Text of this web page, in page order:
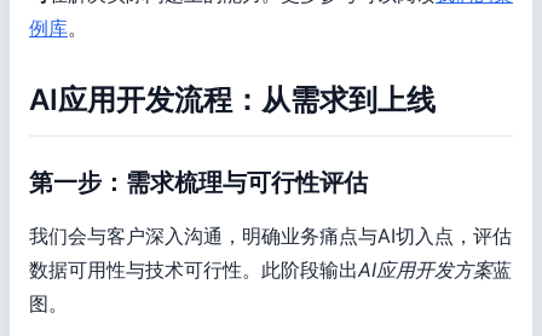
例库。
AI应用开发流程：从需求到上线
第一步：需求梳理与可行性评估
我们会与客户深入沟通，明确业务痛点与AI切入点，评估
数据可用性与技术可行性。此阶段输出AI应用开发方案蓝
图。